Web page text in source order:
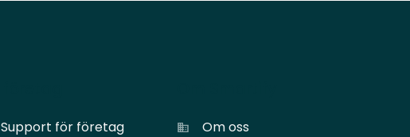
Support för företag
Om oss